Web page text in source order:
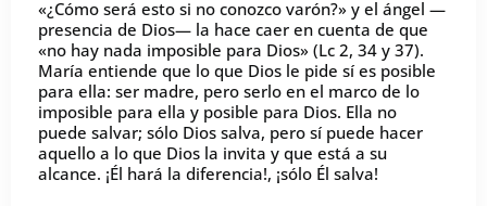
«¿Cómo será esto si no conozco varón?» y el ángel —
presencia de Dios— la hace caer en cuenta de que
«no hay nada imposible para Dios» (Lc 2, 34 y 37).
María entiende que lo que Dios le pide sí es posible
para ella: ser madre, pero serlo en el marco de lo
imposible para ella y posible para Dios. Ella no
puede salvar; sólo Dios salva, pero sí puede hacer
aquello a lo que Dios la invita y que está a su
alcance. ¡Él hará la diferencia!, ¡sólo Él salva!